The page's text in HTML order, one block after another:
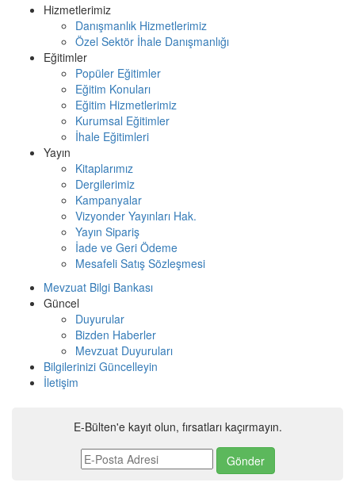
Hizmetlerimiz
Danışmanlık Hizmetlerimiz
Özel Sektör İhale Danışmanlığı
Eğitimler
Popüler Eğitimler
Eğitim Konuları
Eğitim Hizmetlerimiz
Kurumsal Eğitimler
İhale Eğitimleri
Yayın
Kitaplarımız
Dergilerimiz
Kampanyalar
Vizyonder Yayınları Hak.
Yayın Sipariş
İade ve Geri Ödeme
Mesafeli Satış Sözleşmesi
Mevzuat Bilgi Bankası
Güncel
Duyurular
Bizden Haberler
Mevzuat Duyuruları
Bilgilerinizi Güncelleyin
İletişim
E-Bülten'e kayıt olun, fırsatları kaçırmayın.